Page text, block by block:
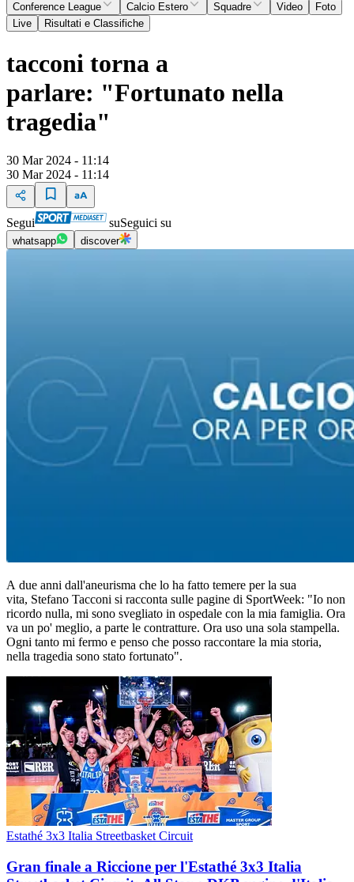
Conference League
Calcio Estero Squadre Video
Foto
Live
Risultati e Classifiche
tacconi torna a
parlare: "Fortunato nella
tragedia"
30 Mar 2024 - 11:14
30 Mar 2024 - 11:14
Segui suSeguici su
whatsapp discover
A due anni dall'aneurisma che lo ha fatto temere per la sua
vita, Stefano Tacconi si racconta sulle pagine di SportWeek: "Io non
ricordo nulla, mi sono svegliato in ospedale con la mia famiglia. Ora
va un po' meglio, a parte le contratture. Ora uso una sola stampella.
Ogni tanto mi fermo e penso che posso raccontare la mia storia,
nella tragedia sono stato fortunato".
Estathé 3x3 Italia Streetbasket Circuit
Gran finale a Riccione per l'Estathé 3x3 Italia